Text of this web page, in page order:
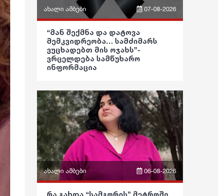
ახალი ამბები
ფრაზები
ვიდეო
პოლიტიკა
განათლება
ჯანდაცვა
კულტურა
გართობა
რეგიონი
07-08-2026
“მან შექმნა და დატოვა
მემკვიდრეობა… სამძიმარს
ვუცხადებთ მის ოჯახს”-
ვრცელდება სამწუხარო
ინფორმაცია
ახალი ამბები
ფრაზები
06-08-2026